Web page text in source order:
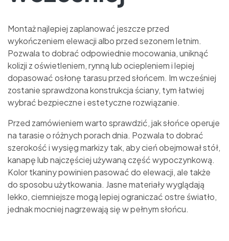
Montaż najlepiej zaplanować jeszcze przed
wykończeniem elewacji albo przed sezonem letnim.
Pozwala to dobrać odpowiednie mocowania, uniknąć
kolizji z oświetleniem, rynną lub ociepleniem i lepiej
dopasować osłonę tarasu przed słońcem. Im wcześniej
zostanie sprawdzona konstrukcja ściany, tym łatwiej
wybrać bezpieczne i estetyczne rozwiązanie.
Przed zamówieniem warto sprawdzić, jak słońce operuje
na tarasie o różnych porach dnia. Pozwala to dobrać
szerokość i wysięg markizy tak, aby cień obejmował stół,
kanapę lub najczęściej używaną część wypoczynkową.
Kolor tkaniny powinien pasować do elewacji, ale także
do sposobu użytkowania. Jasne materiały wyglądają
lekko, ciemniejsze mogą lepiej ograniczać ostre światło,
jednak mocniej nagrzewają się w pełnym słońcu.